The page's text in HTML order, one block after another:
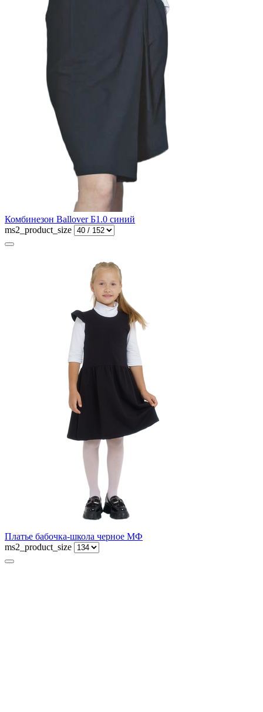
Комбинезон Ballover Б1.0 синий
ms2_product_size
Платье бабочка-школа черное МФ
ms2_product_size